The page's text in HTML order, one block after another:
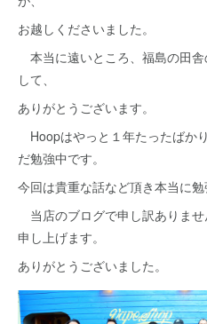
お越しくださいました。
本当に遠いところ、福島の田
して、
ありがとうございます。
Hoopはやっと１年たったばか
だ勉強中です。
今回は貴重な話など頂き本当に勉
当店のブログで申し訳ありま
申し上げます。
ありがとうございました。